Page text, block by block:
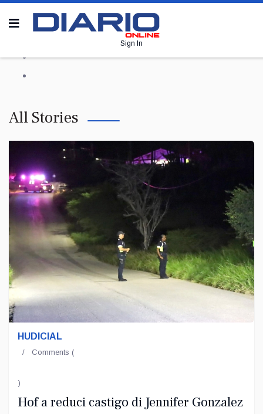
Sign In
All Stories
HUDICIAL
Comments (
)
Hof a reduci castigo di Jennifer Gonzalez